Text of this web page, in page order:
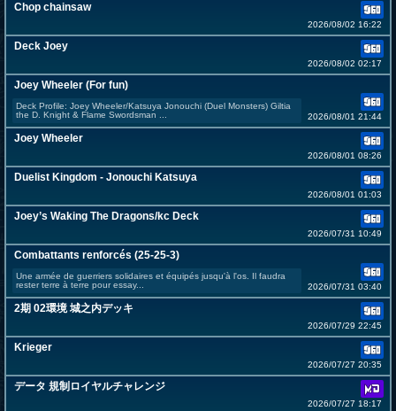
Chop chainsaw
2026/08/02 16:22
Deck Joey
2026/08/02 02:17
Joey Wheeler (For fun)
Deck Profile: Joey Wheeler/Katsuya Jonouchi (Duel Monsters) Giltia
the D. Knight & Flame Swordsman ...
2026/08/01 21:44
Joey Wheeler
2026/08/01 08:26
Duelist Kingdom - Jonouchi Katsuya
2026/08/01 01:03
Joey’s Waking The Dragons/kc Deck
2026/07/31 10:49
Combattants renforcés (25-25-3)
Une armée de guerriers solidaires et équipés jusqu'à l'os. Il faudra
rester terre à terre pour essay...
2026/07/31 03:40
2期 02環境 城之内デッキ
2026/07/29 22:45
Krieger
2026/07/27 20:35
データ 規制ロイヤルチャレンジ
2026/07/27 18:17